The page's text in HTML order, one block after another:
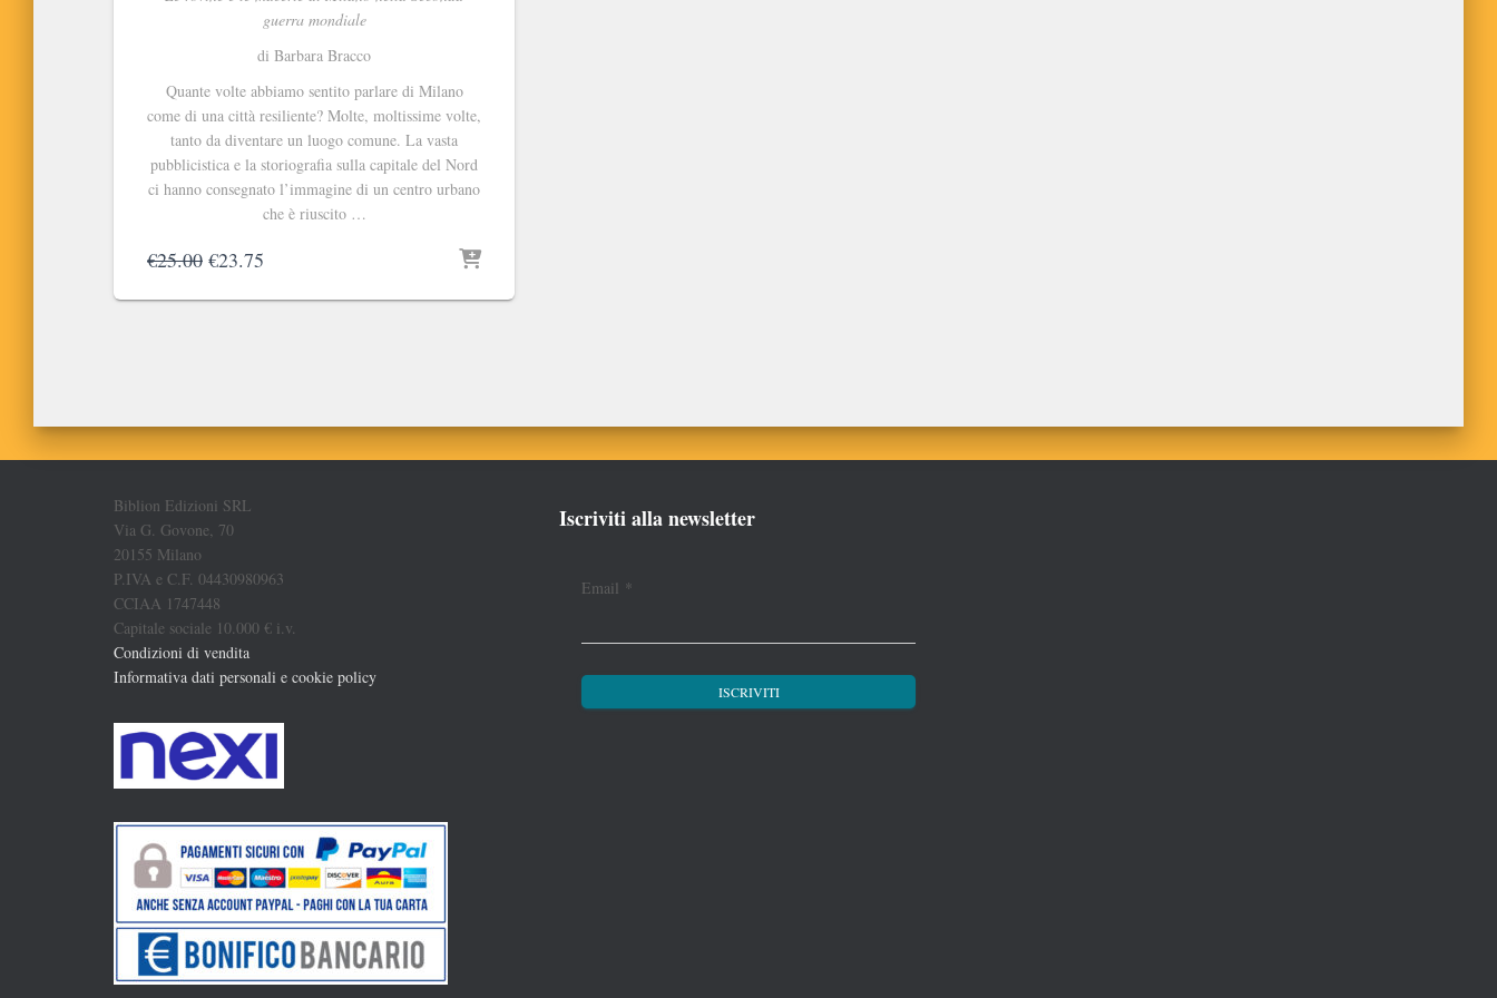
guerra mondiale
di Barbara Bracco
Quante volte abbiamo sentito parlare di Milano
come di una città resiliente? Molte, moltissime volte,
tanto da diventare un luogo comune. La vasta
pubblicistica e la storiografia sulla capitale del Nord
ci hanno consegnato l’immagine di un centro urbano
che è riuscito …
€25.00 Il
originale
€23.75
attuale
Biblion Edizioni SRL
Via G. Govone, 70
20155 Milano
P.IVA e C.F. 04430980963
CCIAA 1747448
Capitale sociale 10.000 € i.v.
Condizioni di vendita
Informativa dati personali e cookie policy
Iscriviti alla newsletter
Email *